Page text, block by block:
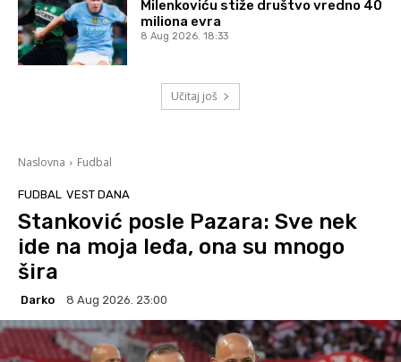
Milenkoviću stiže društvo vredno 40
miliona evra
8 Aug 2026. 18:33
Učitaj još